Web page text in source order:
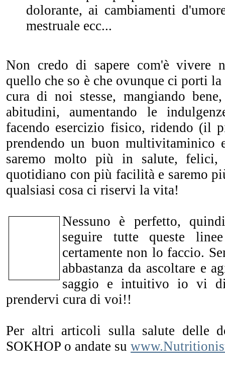
dolorante, ai cambiamenti
mestruale ecc...
Non credo di sapere com'è vivere
quello che so è che ovunque ci porti
cura di noi stesse, mangiando
abitudini, aumentando le
facendo esercizio fisico, ridendo (il
prendendo un buon multivitaminico
saremo molto più in salute, felici,
quotidiano con più facilità e saremo
qualsiasi cosa ci riservi la vita!
Nessuno è perfetto,
seguire tutte queste
certamente non lo faccio.
abbastanza da ascoltare e
saggio e intuitivo io vi
prendervi cura di voi!!
Per altri articoli sulla salute delle
SOKHOP o andate su